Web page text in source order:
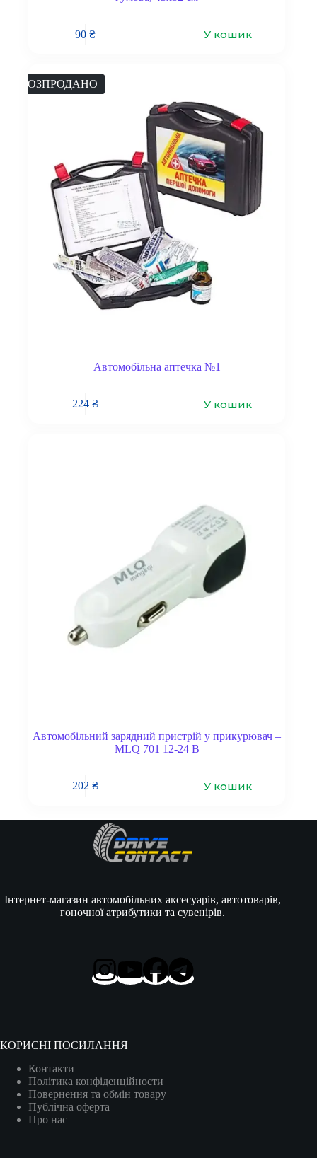
90₴ У кошик
РОЗПРОДАНО
Автомобільна аптечка №1
224₴ У кошик
Автомобільний зарядний пристрій у прикурювач –
MLQ 701 12-24 В
202₴ У кошик
Інтернет-магазин автомобільних аксесуарів, автотоварів,
гоночної атрибутики та сувенірів.
КОРИСНІ ПОСИЛАННЯ
Контакти
Політика конфіденційности
Повернення та обмін товару
Публічна оферта
Про нас